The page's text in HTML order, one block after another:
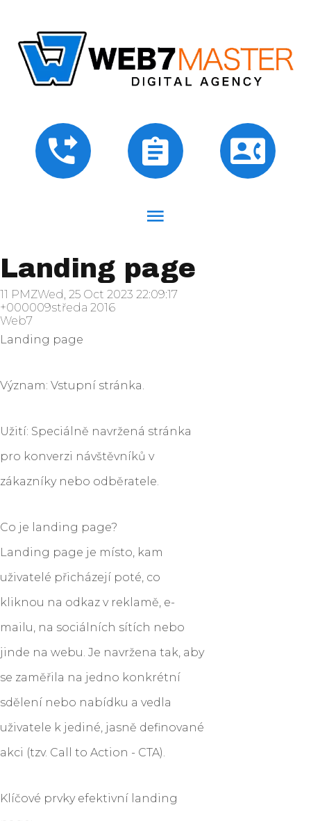
Landing page
11 PMZWed, 25 Oct 2023 22:09:17
+000009středa 2016
Web7
Landing page
Význam: Vstupní stránka.
Užití: Speciálně navržená stránka
pro konverzi návštěvníků v
zákazníky nebo odběratele.
Co je landing page?
Landing page je místo, kam
uživatelé přicházejí poté, co
kliknou na odkaz v reklamě, e-
mailu, na sociálních sítích nebo
jinde na webu. Je navržena tak, aby
se zaměřila na jedno konkrétní
sdělení nebo nabídku a vedla
uživatele k jediné, jasně definované
akci (tzv. Call to Action - CTA).
Klíčové prvky efektivní landing